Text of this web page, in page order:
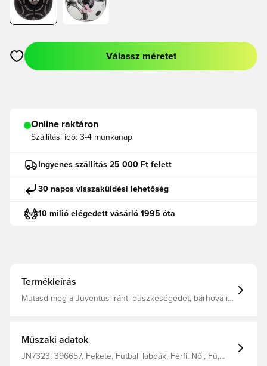
Megnyit egy modált a bejelentkezéshez vagy a tagként való
Válassz méretet
Online raktáron
Szállítási idő: 3-4 munkanap
Ingyenes szállítás 25 000 Ft felett
30 napos visszaküldési lehetőség
10 milió elégedett vásárló 1995 óta
Termékleírás
Mutasd meg a Juventus iránti büszkeségedet, bárhová is
Műszaki adatok
JN7323, 396657, Fekete, Futball labdák, Férfi, Női, Fű,